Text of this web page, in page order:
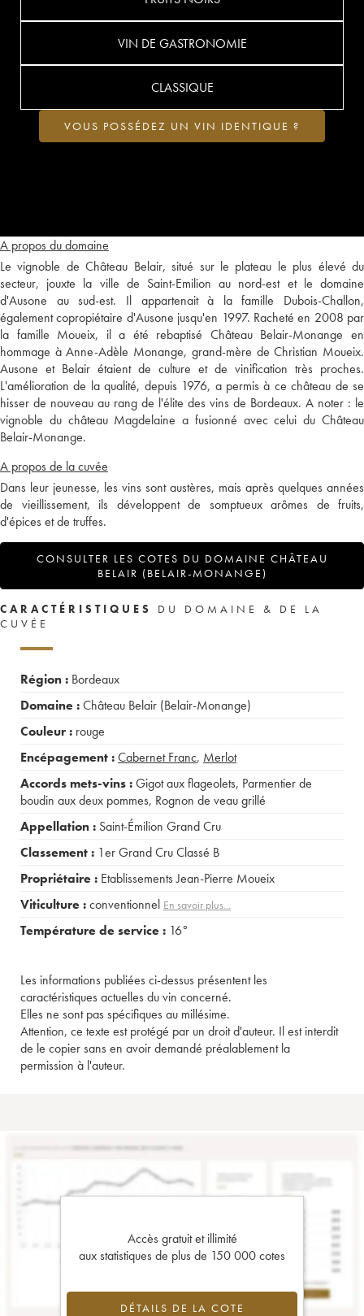
A propos du domaine
Le vignoble de Château Belair, situé sur le plateau le plus élevé du
secteur, jouxte la ville de Saint-Emilion au nord-est et le domaine
d'Ausone au sud-est. Il appartenait à la famille Dubois-Challon,
également copropiétaire d'Ausone jusqu'en 1997. Racheté en 2008 par
la famille Moueix, il a été rebaptisé Château Belair-Monange en
hommage à Anne-Adèle Monange, grand-mère de Christian Moueix.
Ausone et Belair étaient de culture et de vinification très proches.
L'amélioration de la qualité, depuis 1976, a permis à ce château de se
hisser de nouveau au rang de l'élite des vins de Bordeaux. A noter : le
vignoble du château Magdelaine a fusionné avec celui du Château
Belair-Monange.
A propos de la cuvée
Dans leur jeunesse, les vins sont austères, mais après quelques années
de vieillissement, ils développent de somptueux arômes de fruits,
d'épices et de truffes.
CONSULTER LES COTES DU DOMAINE CHÂTEAU
BELAIR (BELAIR-MONANGE)
VIN DE GASTRONOMIE
CLASSIQUE
VOUS POSSÉDEZ UN VIN IDENTIQUE ?
CARACTÉRISTIQUES
DU DOMAINE & DE LA
CUVÉE
Région : Bordeaux
Domaine :Château Belair (Belair-Monange)
Couleur : rouge
Encépagement :Cabernet Franc, Merlot
Accords mets-vins :Gigot aux flageolets, Parmentier de
boudin aux deux pommes, Rognon de veau grillé
Appellation : Saint-Émilion Grand Cru
Classement : 1er Grand Cru Classé B
Propriétaire : Etablissements Jean-Pierre Moueix
Viticulture :conventionnel En savoir plus...
Température de service : 16°
Les informations publiées ci-dessus présentent les
caractéristiques actuelles du vin concerné.
Elles ne sont pas spécifiques au millésime.
Attention, ce texte est protégé par un droit d'auteur. Il est interdit
de le copier sans en avoir demandé préalablement la
permission à l'auteur.
Accès gratuit et illimité
aux statistiques de plus de 150 000 cotes
DÉTAILS DE LA COTE